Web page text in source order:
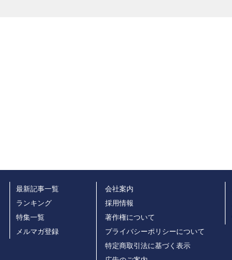
最新記事一覧
ランキング
特集一覧
メルマガ登録
会社案内
採用情報
著作権について
プライバシーポリシーについて
特定商取引法に基づく表示